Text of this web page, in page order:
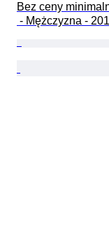
Bez ceny
- Mężczyzna -